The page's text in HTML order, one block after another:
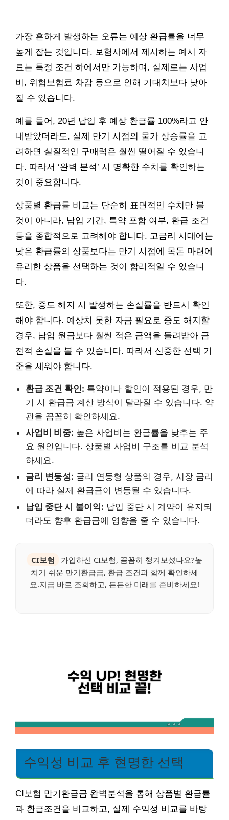
가장 흔하게 발생하는 오류는 예상 환급률을 너무
높게 잡는 것입니다. 보험사에서 제시하는 예시 자
료는 특정 조건 하에서만 가능하며, 실제로는 사업
비, 위험보험료 차감 등으로 인해 기대치보다 낮아
질 수 있습니다.
예를 들어, 20년 납입 후 예상 환급률 100%라고 안
내받았더라도, 실제 만기 시점의 물가 상승률을 고
려하면 실질적인 구매력은 훨씬 떨어질 수 있습니
다. 따라서 ‘완벽 분석’ 시 명확한 수치를 확인하는
것이 중요합니다.
상품별 환급률 비교는 단순히 표면적인 수치만 볼
것이 아니라, 납입 기간, 특약 포함 여부, 환급 조건
등을 종합적으로 고려해야 합니다. 고금리 시대에는
낮은 환급률의 상품보다는 만기 시점에 목돈 마련에
유리한 상품을 선택하는 것이 합리적일 수 있습니
다.
또한, 중도 해지 시 발생하는 손실률을 반드시 확인
해야 합니다. 예상치 못한 자금 필요로 중도 해지할
경우, 납입 원금보다 훨씬 적은 금액을 돌려받아 금
전적 손실을 볼 수 있습니다. 따라서 신중한 선택 기
준을 세워야 합니다.
환급 조건 확인: 특약이나 할인이 적용된 경우, 만
기 시 환급금 계산 방식이 달라질 수 있습니다. 약
관을 꼼꼼히 확인하세요.
사업비 비중: 높은 사업비는 환급률을 낮추는 주
요 원인입니다. 상품별 사업비 구조를 비교 분석
하세요.
금리 변동성: 금리 연동형 상품의 경우, 시장 금리
에 따라 실제 환급금이 변동될 수 있습니다.
납입 중단 시 불이익: 납입 중단 시 계약이 유지되
더라도 향후 환급금에 영향을 줄 수 있습니다.
CI보험
가입하신 CI보험, 꼼꼼히 챙겨보셨나요?놓
치기 쉬운 만기환급금, 환급 조건과 함께 확인하세
요.지금 바로 조회하고, 든든한 미래를 준비하세요!
수익성 비교 후 현명한 선택
CI보험 만기환급금 완벽분석을 통해 상품별 환급률
과 환급조건을 비교하고, 실제 수익성 비교를 바탕